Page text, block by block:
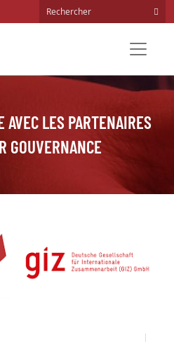
LES PARTENAIRES
GOUVERNANCE